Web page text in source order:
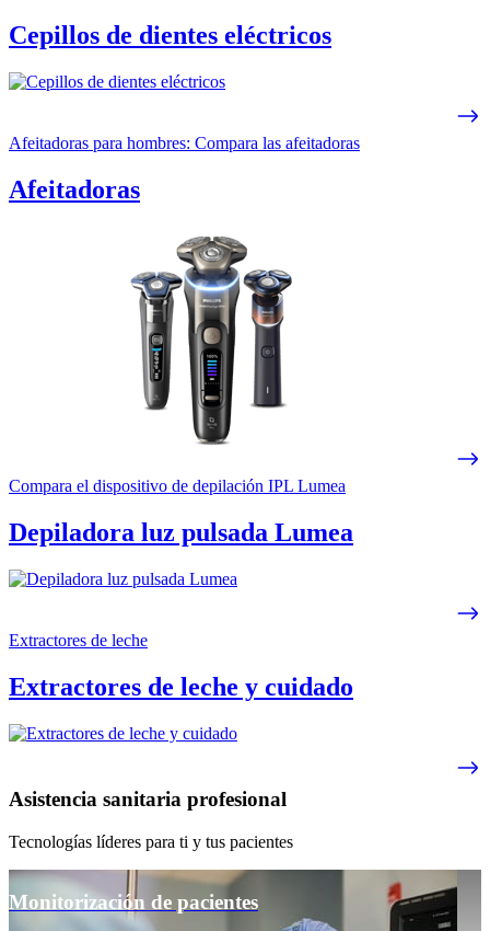
Cepillos de dientes eléctricos
Afeitadoras para hombres: Compara las afeitadoras
Afeitadoras
Compara el dispositivo de depilación IPL Lumea
Depiladora luz pulsada Lumea
Extractores de leche
Extractores de leche y cuidado
Asistencia sanitaria profesional
Tecnologías líderes para ti y tus pacientes
Monitorización de pacientes